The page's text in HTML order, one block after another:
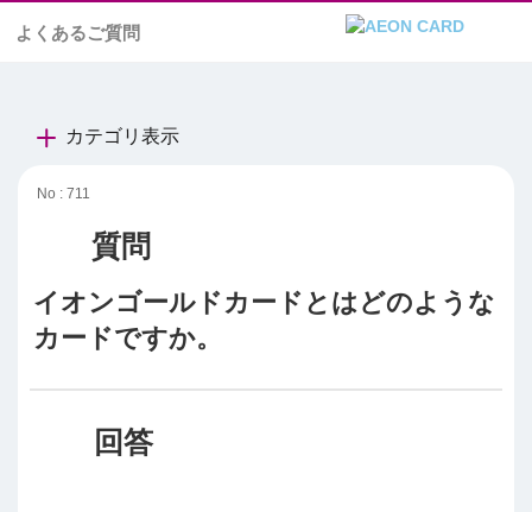
よくあるご質問
カテゴリ表示
No : 711
イオンゴールドカードとはどのような
カードですか。